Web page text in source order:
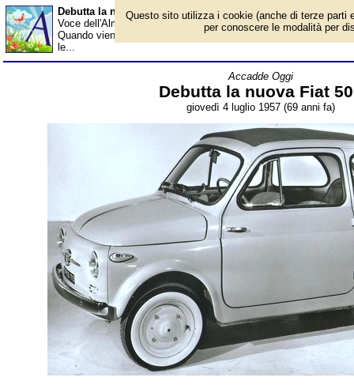
Debutta la nuova Fiat 500 - Almanacco
Voce dell'Almanacco del 4 luglio, per la rubrica 'Accadde Oggi'.
Quando viene messa in commercio la nuova Fiat 500 si è nel
le...
Accadde Oggi
Debutta la nuova Fiat
giovedì 4 luglio 1957 (69 anni fa)
Questo sito utilizza i cookie (anche di terze parti
per conoscere le modalità per